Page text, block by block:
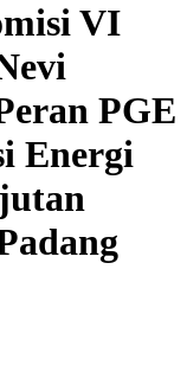
VI
PGE
Energi